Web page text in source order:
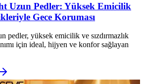
Uzun Pedler: Yüksek Emicilik
Gece Koruması
pedler, yüksek emicilik ve sızdırmazlık
için ideal, hijyen ve konfor sağlayan